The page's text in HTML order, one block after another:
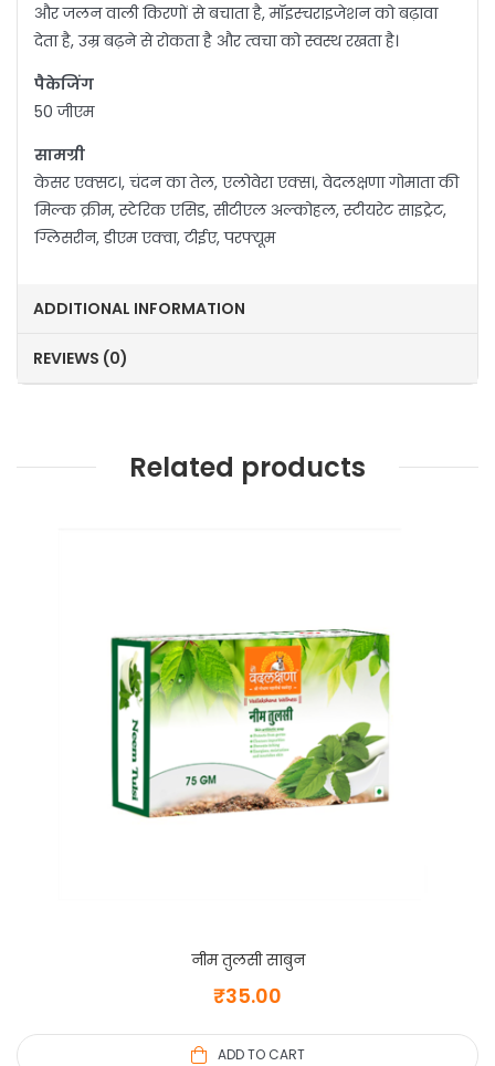
और जलन वाली किरणों से बचाता है, मॉइस्चराइजेशन को बढ़ावा
देता है, उम्र बढ़ने से रोकता है और त्वचा को स्वस्थ रखता है।
पैकेजिंग
50 जीएम
सामग्री
केसर एक्सट।, चंदन का तेल, एलोवेरा एक्स।, वेदलक्षणा गोमाता की
मिल्क क्रीम, स्टेरिक एसिड, सीटीएल अल्कोहल, स्टीयरेट साइट्रेट,
ग्लिसरीन, डीएम एक्वा, टीईए, परफ्यूम
ADDITIONAL INFORMATION
REVIEWS (0)
Related products
नीम तुलसी साबुन
₹35.00
ADD TO CART